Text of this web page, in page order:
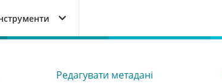
Редагувати метадані